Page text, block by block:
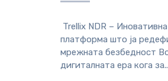
Trellix NDR – Иновативна
платформа што ја
мрежната безбедност
дигиталната ера кога